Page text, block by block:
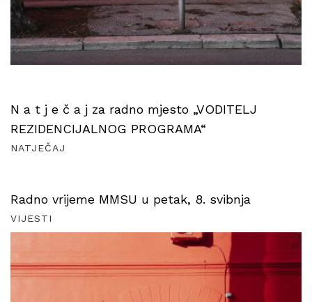
N a t j e č a j za radno mjesto „VODITELJ
REZIDENCIJALNOG PROGRAMA“
NATJEČAJ
Radno vrijeme MMSU u petak, 8. svibnja
VIJESTI